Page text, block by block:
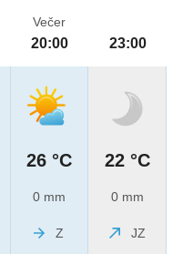
Večer
20:00
26 °C
0 mm
Z
23:00
22 °C
0 mm
JZ